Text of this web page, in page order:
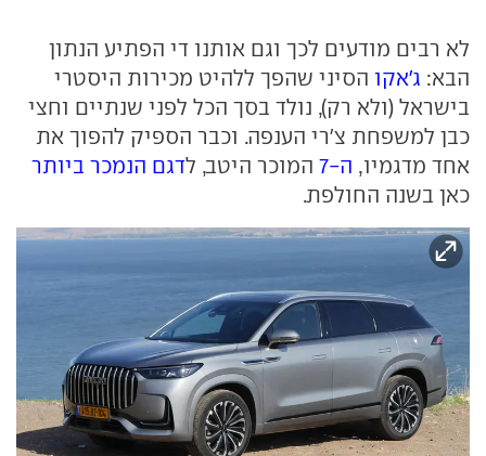
לא רבים מודעים לכך וגם אותנו די הפתיע הנתון
הבא: ג'אקו הסיני שהפך ללהיט מכירות היסטרי
בישראל (ולא רק), נולד בסך הכל לפני שנתיים וחצי
כבן למשפחת צ'רי הענפה. וכבר הספיק להפוך את
אחד מדגמיו, ה-7 המוכר היטב, לדגם הנמכר ביותר
כאן בשנה החולפת.